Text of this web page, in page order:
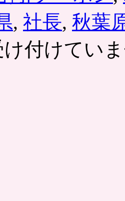
ど
が
半
額
, 社長, 秋葉
け付けてい